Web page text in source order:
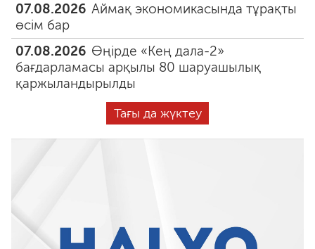
07.08.2026 Аймақ экономикасында тұрақты
өсім бар
07.08.2026 Өңірде «Кең дала-2»
бағдарламасы арқылы 80 шаруашылық
қаржыландырылды
Тағы да жүктеу